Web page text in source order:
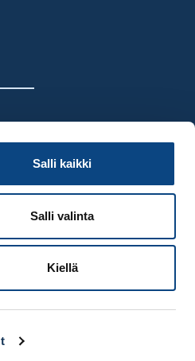
Salli kaikki
Salli valinta
Kiellä